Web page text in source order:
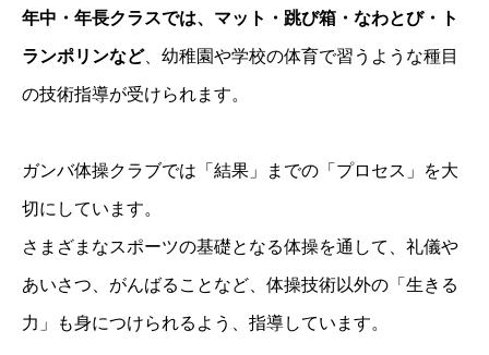
年中・年長クラスでは、マット・跳び箱・なわとび・ト
ランポリンなど、幼稚園や学校の体育で習うような種目
の技術指導が受けられます。
ガンバ体操クラブでは「結果」までの「プロセス」を大
切にしています。
さまざまなスポーツの基礎となる体操を通して、礼儀や
あいさつ、がんばることなど、体操技術以外の「生きる
力」も身につけられるよう、指導しています。